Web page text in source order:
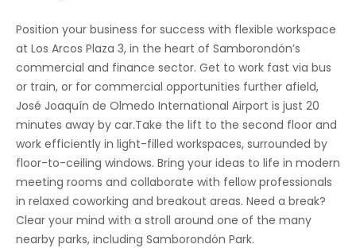
Position your business for success with flexible workspace
at Los Arcos Plaza 3, in the heart of Samborondón’s
commercial and finance sector. Get to work fast via bus
or train, or for commercial opportunities further afield,
José Joaquín de Olmedo International Airport is just 20
minutes away by car.Take the lift to the second floor and
work efficiently in light-filled workspaces, surrounded by
floor-to-ceiling windows. Bring your ideas to life in modern
meeting rooms and collaborate with fellow professionals
in relaxed coworking and breakout areas. Need a break?
Clear your mind with a stroll around one of the many
nearby parks, including Samborondón Park.